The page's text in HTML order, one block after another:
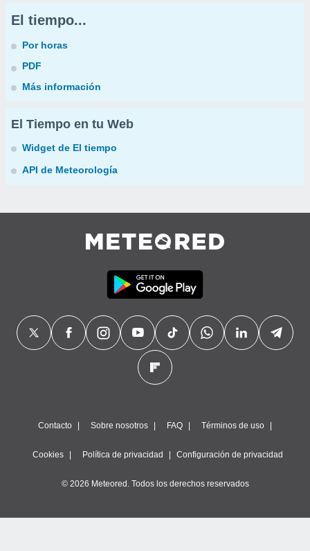
El tiempo...
Por horas
PDF
Más información
El Tiempo en tu Web
Widget de El tiempo
API de Meteorología
Contacto Sobre nosotros FAQ Términos de uso
Cookies Política de privacidad Configuración de privacidad
© 2026 Meteored. Todos los derechos reservados